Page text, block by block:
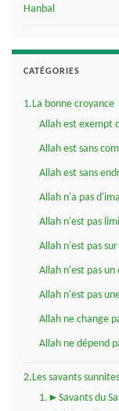
Hanbal
CATÉGORIES
1.La bonne croyance
Allah est exempt
Allah est sans
Allah est sans
Allah n'a pas
Allah n'est pas
Allah n'est pas
Allah n'est pas un
Allah n'est pas
Allah ne change
Allah ne dépend
2.Les savants sunnites
1.►Savants du